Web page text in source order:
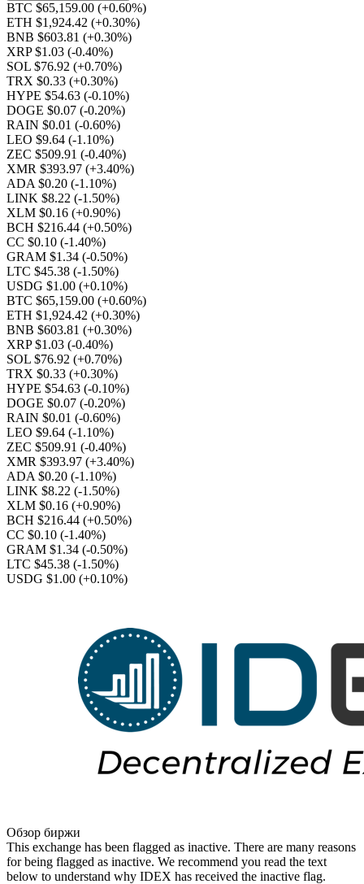
BTC $65,159.00 (+0.60%)
ETH $1,924.42 (+0.30%)
BNB $603.81 (+0.30%)
XRP $1.03 (-0.40%)
SOL $76.92 (+0.70%)
TRX $0.33 (+0.30%)
HYPE $54.63 (-0.10%)
DOGE $0.07 (-0.20%)
RAIN $0.01 (-0.60%)
LEO $9.64 (-1.10%)
ZEC $509.91 (-0.40%)
XMR $393.97 (+3.40%)
ADA $0.20 (-1.10%)
LINK $8.22 (-1.50%)
XLM $0.16 (+0.90%)
BCH $216.44 (+0.50%)
CC $0.10 (-1.40%)
GRAM $1.34 (-0.50%)
LTC $45.38 (-1.50%)
USDG $1.00 (+0.10%)
BTC $65,159.00 (+0.60%)
ETH $1,924.42 (+0.30%)
BNB $603.81 (+0.30%)
XRP $1.03 (-0.40%)
SOL $76.92 (+0.70%)
TRX $0.33 (+0.30%)
HYPE $54.63 (-0.10%)
DOGE $0.07 (-0.20%)
RAIN $0.01 (-0.60%)
LEO $9.64 (-1.10%)
ZEC $509.91 (-0.40%)
XMR $393.97 (+3.40%)
ADA $0.20 (-1.10%)
LINK $8.22 (-1.50%)
XLM $0.16 (+0.90%)
BCH $216.44 (+0.50%)
CC $0.10 (-1.40%)
GRAM $1.34 (-0.50%)
LTC $45.38 (-1.50%)
USDG $1.00 (+0.10%)
Обзор биржи
This exchange has been flagged as inactive. There are many reasons
for being flagged as inactive. We recommend you read the text
below to understand why IDEX has received the inactive flag.